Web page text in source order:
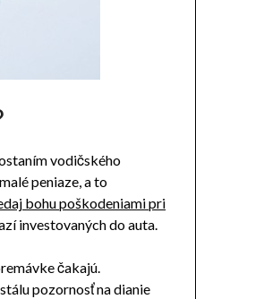
vodičského
peniaze, a to
bohu poškodeniami pri
investovaných do auta.
čakajú.
pozornosť na dianie